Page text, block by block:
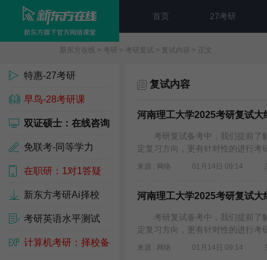
首页 27考研
新东方在线 > 考研 > 考研复试 > 复试内容 > 正文
特惠-27考研
早鸟-28考研课
双证硕士：在线咨询
免联考-同等学力
在职研：1对1答疑
新东方考研Ai择校
考研英语水平测试
计算机考研：择校备
复试内容
河南理工大学2025考研复试
考研复试备考中，我们提前了解
定复习方向，更有针对性的进行考
来源 : 网络 01月14日 09:14
河南理工大学2025考研复试
考研复试备考中，我们提前了解
定复习方向，更有针对性的进行考
来源 : 网络 01月14日 09:14